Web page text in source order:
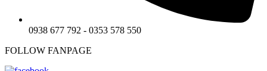
0938 677 792 - 0353 578 550
FOLLOW FANPAGE